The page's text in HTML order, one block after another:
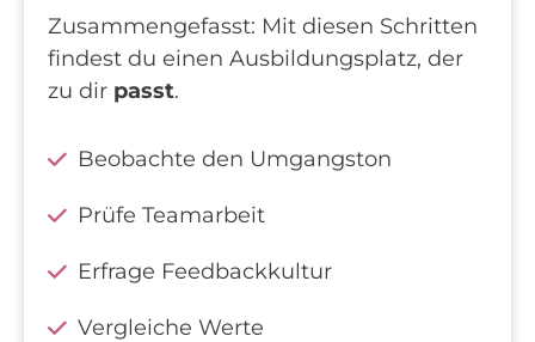
Zusammengefasst: Mit diesen Schritten
findest du einen Ausbildungsplatz, der
zu dir passt.
Beobachte den Umgangston
Prüfe Teamarbeit
Erfrage Feedbackkultur
Vergleiche Werte